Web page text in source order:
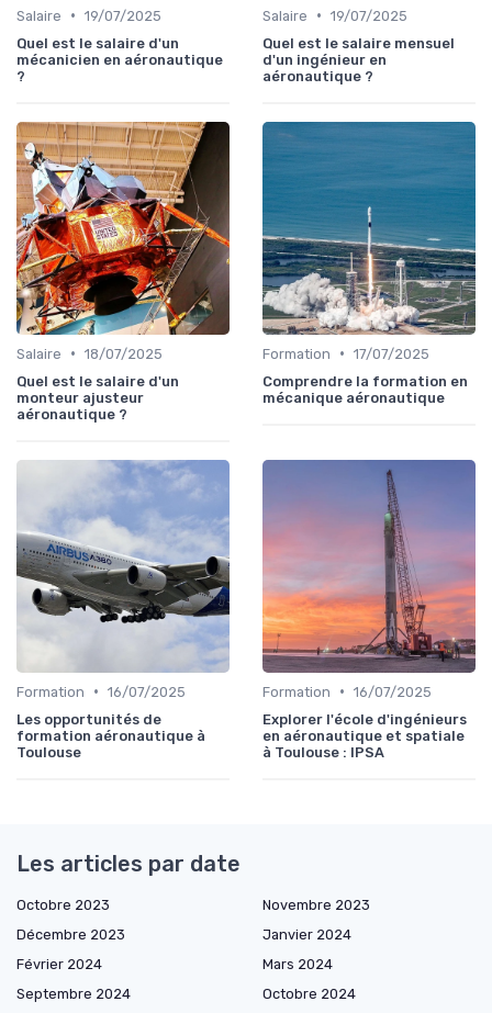
Salaire • 19/07/2025
Quel est le salaire d'un
mécanicien en aéronautique
?
Salaire • 19/07/2025
Quel est le salaire mensuel
d'un ingénieur en
aéronautique ?
Salaire • 18/07/2025
Quel est le salaire d'un
monteur ajusteur
aéronautique ?
Formation • 17/07/2025
Comprendre la formation en
mécanique aéronautique
Formation • 16/07/2025
Les opportunités de
formation aéronautique à
Toulouse
Formation • 16/07/2025
Explorer l'école d'ingénieurs
en aéronautique et spatiale
à Toulouse : IPSA
Les articles par date
Octobre 2023
Novembre 2023
Décembre 2023
Janvier 2024
Février 2024
Mars 2024
Septembre 2024
Octobre 2024